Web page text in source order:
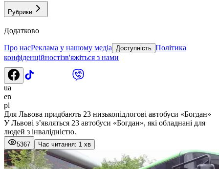
Рубрики
Додатково
Про насРеклама у нашому медіа Доступність Політика
конфіденційностізв'яжіться з нами
ua
en
pl
Для Львова придбають 23 низькопідлогові автобуси «Богдан»
У Львові з’являться 23 автобуси «Богдан», які обладнані для
людей з інвалідністю.
5367 Час читання: 1 хв